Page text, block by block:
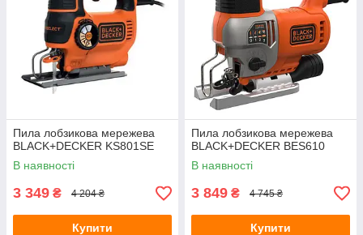
Пила лобзикова мережева
BLACK+DECKER KS801SE
В наявності
3 349 ₴ 4 204 ₴
Купити
Пила лобзикова мережева
BLACK+DECKER BES610
В наявності
3 849 ₴ 4 745 ₴
Купити